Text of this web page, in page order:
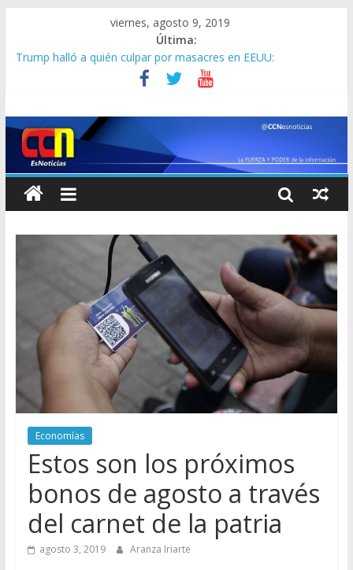
viernes, agosto 9, 2019
Última:
Trump halló a quién culpar por masacres en EEUU:
“Hollywood” ( +trailer de “The Hunt”, filme que critica por
que no quiso consumir droga
Real Madrid bota la casa por la ventana por Neymar Jr: le pone
en la mesa al PSG 120 millones de euros y a Modric
Corea del Norte lanza dos nuevos proyectiles desde su costa
oriental
Llegó cuarto cargamento: Venezuela ha recibido 100
Economías
Estos son los próximos
bonos de agosto a través
del carnet de la patria
agosto 3, 2019 Aranza Iriarte